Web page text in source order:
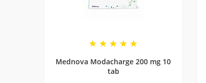
проконсультуватися з лікарем.
Зовнішній вигляд та комплектація можуть
Олександр
Mednova Modacharge 200 mg 10
tab